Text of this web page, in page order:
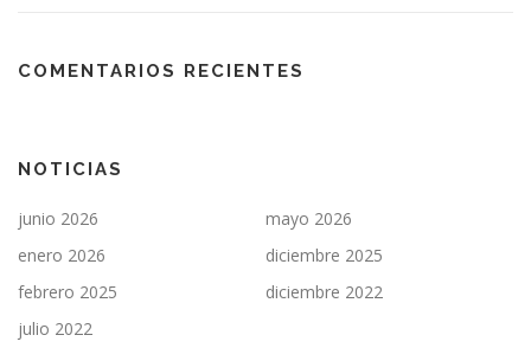
COMENTARIOS RECIENTES
NOTICIAS
junio 2026
mayo 2026
enero 2026
diciembre 2025
febrero 2025
diciembre 2022
julio 2022